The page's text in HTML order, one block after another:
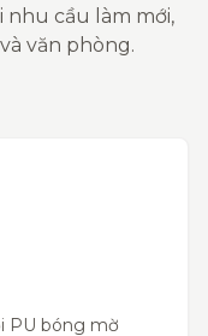
nhu cầu làm mới,
văn phòng.
PU bóng mờ